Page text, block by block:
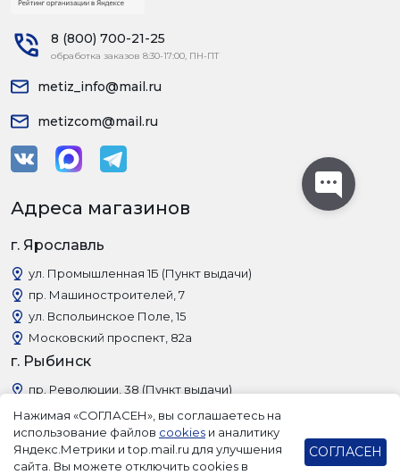
8 (800) 700-21-25
обработка заказов 8:30-17:00, ПН-ПТ
metiz_info@mail.ru
metizcom@mail.ru
Адреса магазинов
г. Ярославль
ул. Промышленная 1Б (Пункт выдачи)
пр. Машиностроителей, 7
ул. Вспольинское Поле, 15
Московский проспект, 82а
г. Рыбинск
пр. Революции, 38 (Пункт выдачи)
Нажимая «СОГЛАСЕН», вы соглашаетесь на
использование файлов cookies и аналитику
Яндекс.Метрики и top.mail.ru для улучшения
сайта. Вы можете отключить cookies в
СОГЛАСЕН